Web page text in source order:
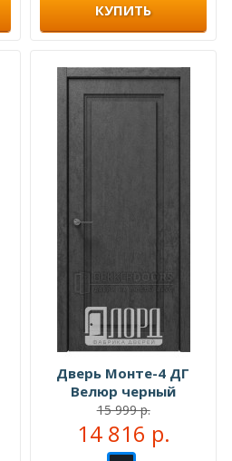
КУПИТЬ
Дверь Монте-4 ДГ
Велюр черный
15 999 р.
14 816 р.